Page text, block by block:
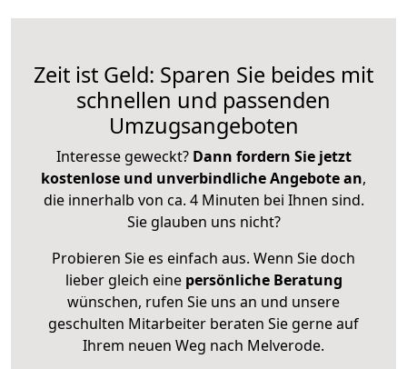
Zeit ist Geld: Sparen Sie beides mit
schnellen und passenden
Umzugsangeboten
Interesse geweckt? Dann fordern Sie jetzt
kostenlose und unverbindliche Angebote an,
die innerhalb von ca. 4 Minuten bei Ihnen sind.
Sie glauben uns nicht?
Probieren Sie es einfach aus. Wenn Sie doch
lieber gleich eine persönliche Beratung
wünschen, rufen Sie uns an und unsere
geschulten Mitarbeiter beraten Sie gerne auf
Ihrem neuen Weg nach Melverode.